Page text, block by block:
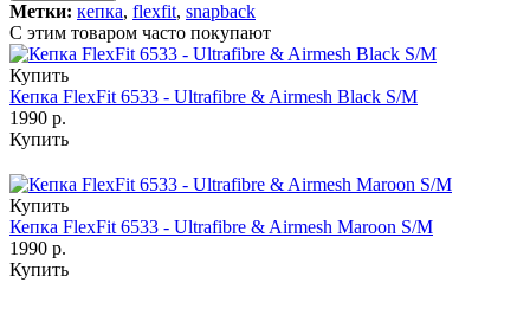
Метки: кепка, flexfit, snapback
С этим товаром часто покупают
Купить
Кепка FlexFit 6533 - Ultrafibre & Airmesh Black S/M
1990 р.
Купить
Купить
Кепка FlexFit 6533 - Ultrafibre & Airmesh Maroon S/M
1990 р.
Купить